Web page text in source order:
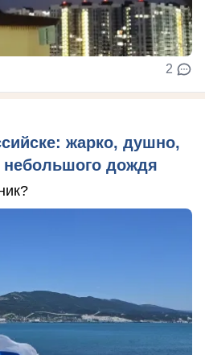
2
жарко, душно,
небольшого дождя